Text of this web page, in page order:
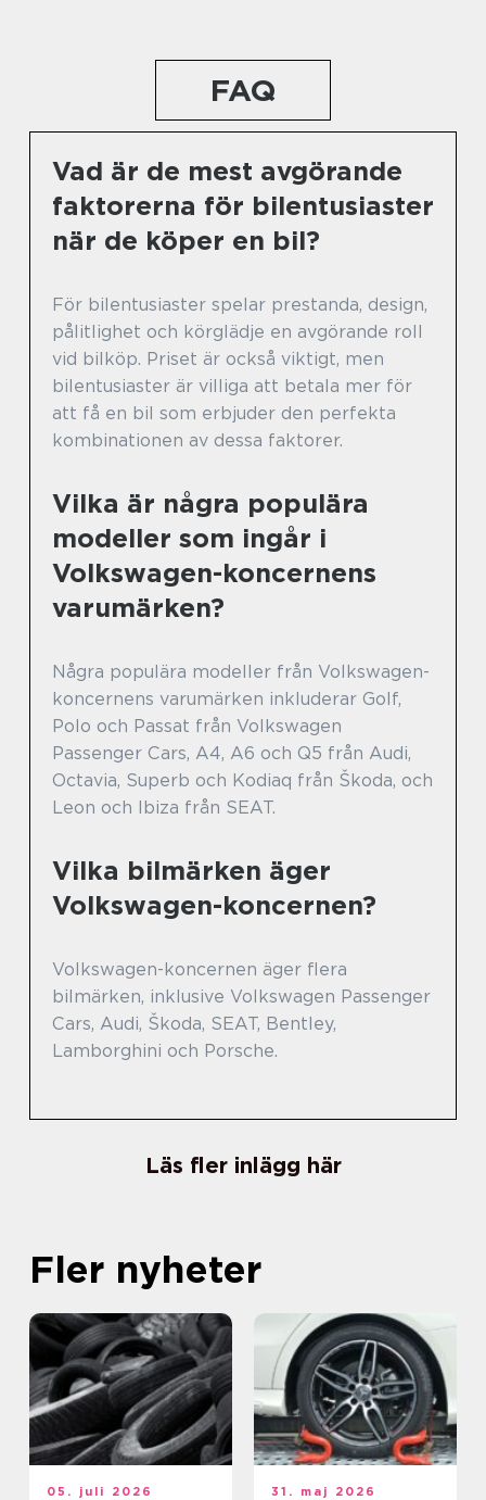
FAQ
Vad är de mest avgörande
faktorerna för bilentusiaster
när de köper en bil?
För bilentusiaster spelar prestanda, design,
pålitlighet och körglädje en avgörande roll
vid bilköp. Priset är också viktigt, men
bilentusiaster är villiga att betala mer för
att få en bil som erbjuder den perfekta
kombinationen av dessa faktorer.
Vilka är några populära
modeller som ingår i
Volkswagen-koncernens
varumärken?
Några populära modeller från Volkswagen-
koncernens varumärken inkluderar Golf,
Polo och Passat från Volkswagen
Passenger Cars, A4, A6 och Q5 från Audi,
Octavia, Superb och Kodiaq från Škoda, och
Leon och Ibiza från SEAT.
Vilka bilmärken äger
Volkswagen-koncernen?
Volkswagen-koncernen äger flera
bilmärken, inklusive Volkswagen Passenger
Cars, Audi, Škoda, SEAT, Bentley,
Lamborghini och Porsche.
Läs fler inlägg här
Fler nyheter
05. juli 2026 31. maj 2026